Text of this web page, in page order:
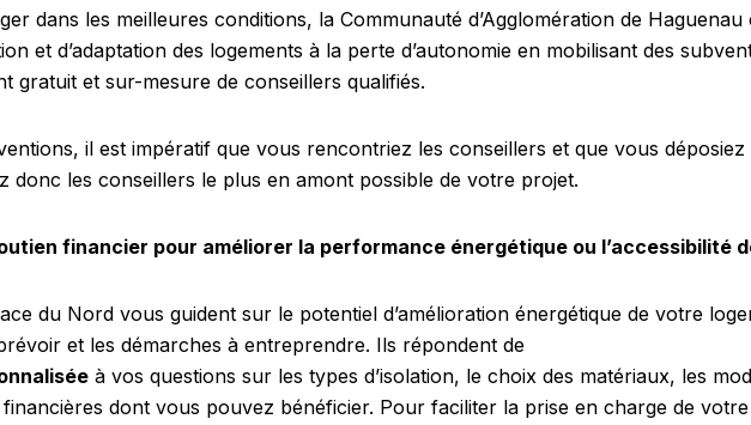
dans les meilleures conditions, la Communauté d’Agglomération de Haguenau
et d’adaptation des logements à la perte d’autonomie en mobilisant des
gratuit et sur-mesure de conseillers qualifiés.
il est impératif que vous rencontriez les conseillers et que vous déposiez
donc les conseillers le plus en amont possible de votre projet.
financier pour améliorer la performance énergétique ou l’accessibilité
du Nord vous guident sur le potentiel d’amélioration énergétique de votre
et les démarches à entreprendre. Ils répondent de
à vos questions sur les types d’isolation, le choix des matériaux, les
dont vous pouvez bénéficier. Pour faciliter la prise en charge de votre